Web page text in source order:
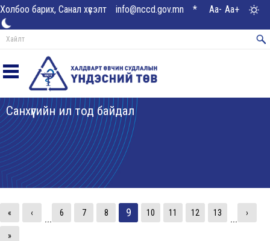
Холбоо барих, Санал хүсэлт info@nccd.gov.mn * Aa- Aa+
Санхүүгийн ил тод байдал
« ‹
...
6 7 8 9 10 11 12 13
...
›
»